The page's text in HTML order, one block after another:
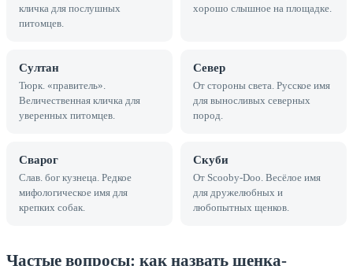
кличка для послушных
питомцев.
хорошо слышное на площадке.
Султан
Тюрк. «правитель».
Величественная кличка для
уверенных питомцев.
Север
От стороны света. Русское имя
для выносливых северных
пород.
Сварог
Слав. бог кузнеца. Редкое
мифологическое имя для
крепких собак.
Скуби
От Scooby-Doo. Весёлое имя
для дружелюбных и
любопытных щенков.
Частые вопросы: как назвать щенка-